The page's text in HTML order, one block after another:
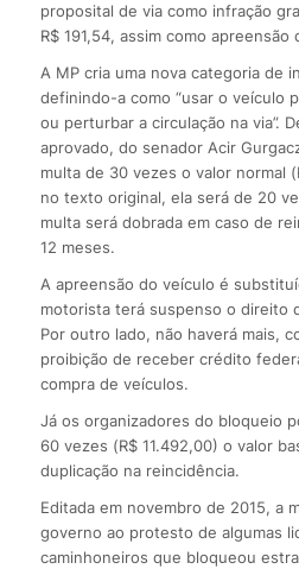
proposital de via como infração
R$ 191,54, assim como apreensão
A MP cria uma nova categoria de
definindo-a como “usar o veículo
ou perturbar a circulação na via”.
aprovado, do senador Acir
multa de 30 vezes o valor normal
no texto original, ela será de 20
multa será dobrada em caso de
12 meses.
A apreensão do veículo é
motorista terá suspenso o direito
Por outro lado, não haverá mais,
proibição de receber crédito
compra de veículos.
Já os organizadores do bloqueio
60 vezes (R$ 11.492,00) o valor
duplicação na reincidência.
Editada em novembro de 2015, a
governo ao protesto de algumas
caminhoneiros que bloqueou